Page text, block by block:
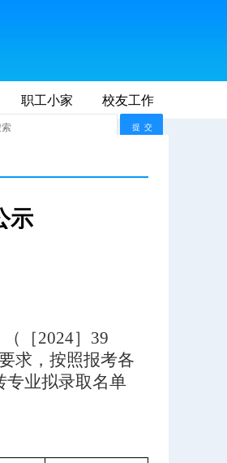
11:42:47 联系我们 师大首页
职工小家 校友工作
示
［2024］39
求，按照报考各
专业拟录取名单